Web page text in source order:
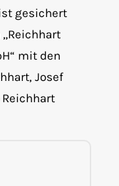
gesichert
mit den
Josef